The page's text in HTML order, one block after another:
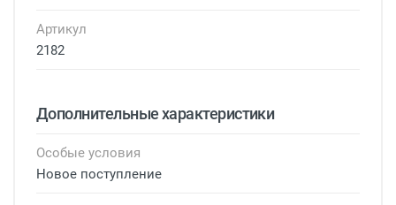
Артикул
2182
Дополнительные характеристики
Особые условия
Новое поступление